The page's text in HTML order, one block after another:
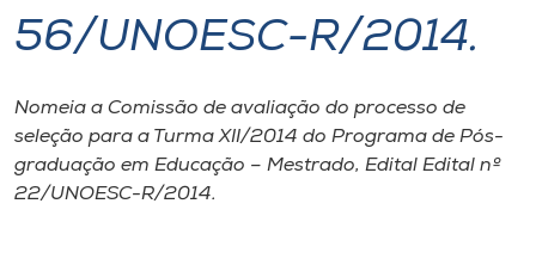
I.nova
Diplomados
Cultura
56/UNOESC-R/2014.
Nomeia a Comissão de avaliação do processo de
seleção para a Turma XII/2014 do Programa de Pós-
graduação em Educação – Mestrado, Edital Edital nº
22/UNOESC-R/2014.